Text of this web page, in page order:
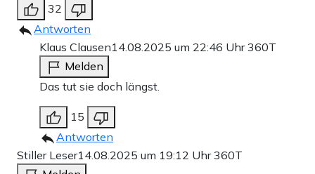
32
Antworten
Klaus Clausen14.08.2025 um 22:46 Uhr360T
Melden
Das tut sie doch längst.
15
Antworten
Stiller Leser14.08.2025 um 19:12 Uhr360T